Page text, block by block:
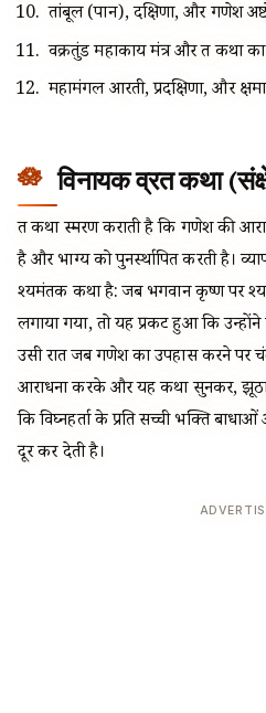
तांबूल (पान), दक्षिणा, और गणेश
वक्रतुंड महाकाय मंत्र और व्रत कथा
महामंगल आरती, प्रदक्षिणा, और क्षमा
विनायक व्रत कथा
व्रत कथा स्मरण कराती है कि गणेश की
है और भाग्य को पुनर्स्थापित करती है।
श्यमंतक कथा है: जब भगवान कृष्ण पर
लगाया गया, तो यह प्रकट हुआ कि
उसी रात जब गणेश का उपहास करने पर
आराधना करके और यह कथा सुनकर, झूठा
कि विघ्नहर्ता के प्रति सच्ची भक्ति
दूर कर देती है।